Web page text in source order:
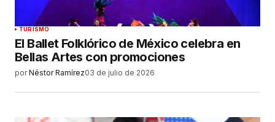
TURISMO
El Ballet Folklórico de México celebra en
Bellas Artes con promociones
por Néstor Ramírez03 de julio de 2026